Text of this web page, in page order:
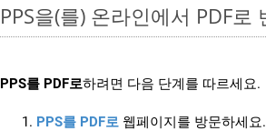
PPS을(를) 온라인에서 PDF로
PPS를 PDF로하려면 다음 단계를 따르세요.
PPS를 PDF로 웹페이지를 방문하세요.